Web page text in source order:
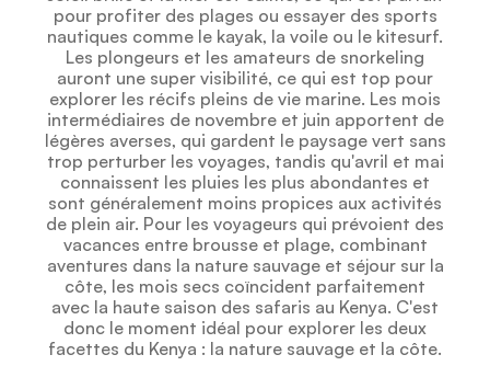
pour profiter des plages ou essayer des sports
nautiques comme le kayak, la voile ou le kitesurf.
Les plongeurs et les amateurs de snorkeling
auront une super visibilité, ce qui est top pour
explorer les récifs pleins de vie marine. Les mois
intermédiaires de novembre et juin apportent de
légères averses, qui gardent le paysage vert sans
trop perturber les voyages, tandis qu'avril et mai
connaissent les pluies les plus abondantes et
sont généralement moins propices aux activités
de plein air. Pour les voyageurs qui prévoient des
vacances entre brousse et plage, combinant
aventures dans la nature sauvage et séjour sur la
côte, les mois secs coïncident parfaitement
avec la haute saison des safaris au Kenya. C'est
donc le moment idéal pour explorer les deux
facettes du Kenya : la nature sauvage et la côte.